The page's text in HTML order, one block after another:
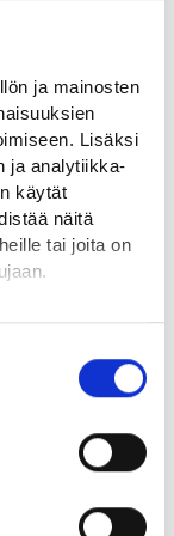
ja mainosten
Lisäksi
ja analytiikka-
käytät
näitä
tai joita on
ja
voi olla